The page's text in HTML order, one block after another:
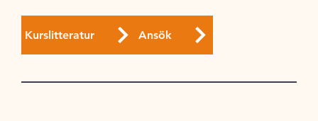
Kurslitteratur Ansök